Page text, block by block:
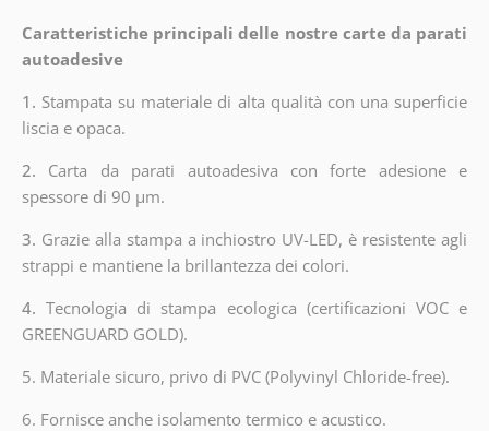
Caratteristiche principali delle nostre carte da parati
autoadesive
1. Stampata su materiale di alta qualità con una superficie
liscia e opaca.
2. Carta da parati autoadesiva con forte adesione e
spessore di 90 µm.
3. Grazie alla stampa a inchiostro UV-LED, è resistente agli
strappi e mantiene la brillantezza dei colori.
4.Tecnologia di stampa ecologica (certificazioni VOC e
GREENGUARD GOLD).
5. Materiale sicuro, privo di PVC (Polyvinyl Chloride-free).
6. Fornisce anche isolamento termico e acustico.